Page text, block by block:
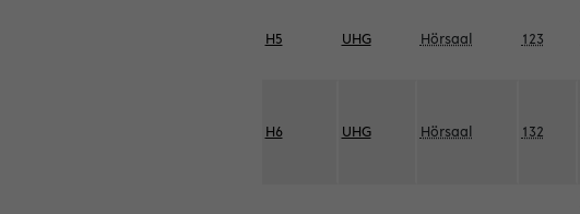
H5 UHG Hörsaal 123
H6 UHG Hörsaal 132